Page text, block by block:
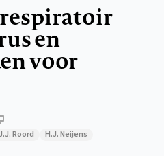
en
voor
Roord H.J. Neijens